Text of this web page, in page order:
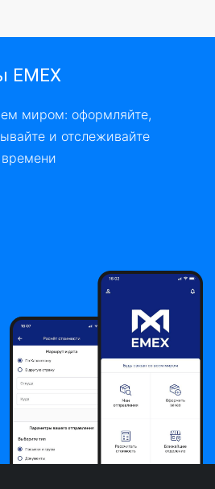
EMEX
миром: оформляйте,
и отслеживайте